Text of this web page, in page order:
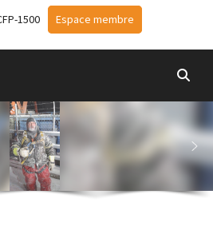
1500 Espace membre